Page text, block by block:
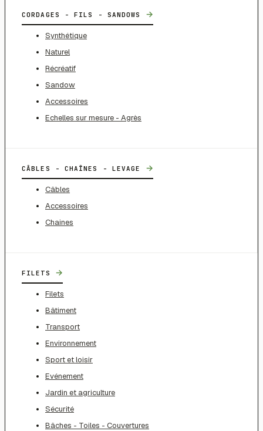
CORDAGES - FILS - SANDOWS →
Synthétique
Naturel
Récréatif
Sandow
Accessoires
Echelles sur mesure - Agrès
CÂBLES - CHAÎNES - LEVAGE →
Câbles
Accessoires
Chaines
FILETS →
Filets
Bâtiment
Transport
Environnement
Sport et loisir
Evénement
Jardin et agriculture
Sécurité
Bâches - Toiles - Couvertures